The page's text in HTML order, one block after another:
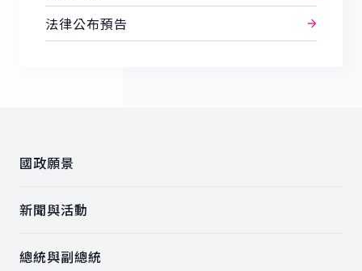
法律公布預告
國政願景
新聞與活動
總統與副總統